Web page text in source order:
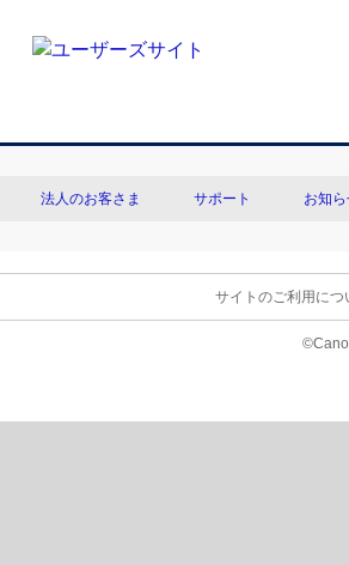
法人のお客さま サポート お知
サイトのご利用につ